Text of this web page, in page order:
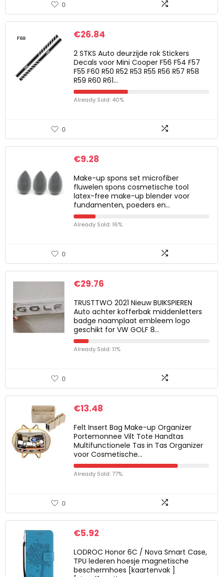
0
€26.84
2 STKS Auto deurzijde rok Stickers
Decals voor Mini Cooper F56 F54 F57
F55 F60 R50 R52 R53 R55 R56 R57 R58
R59 R60 R61…
Already Sold: 40%
0
€9.28
Make-up spons set microfiber
fluwelen spons cosmetische tool
latex-free make-up blender voor
fundamenten, poeders en…
Already Sold: 16%
0
€29.76
TRUSTTWO 2021 Nieuw BUIKSPIEREN
Auto achter kofferbak middenletters
badge naamplaat embleem logo
geschikt for VW GOLF 8…
Already Sold: 11%
0
€13.48
Felt Insert Bag Make-up Organizer
Portemonnee Vilt Tote Handtas
Multifunctionele Tas in Tas Organizer
voor Cosmetische…
Already Sold: 77%
0
€5.92
LODROC Honor 6C / Nova Smart Case,
TPU lederen hoesje magnetische
beschermhoes [kaartenvak ]